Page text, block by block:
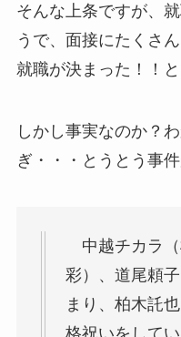
そんな上条ですが、
うで、面接にたくさ
就職が決まった！！
しかし事実なのか？
ぎ・・・とうとう事件
中越チカラ（
彩）、道尾頼
まり、柏木託